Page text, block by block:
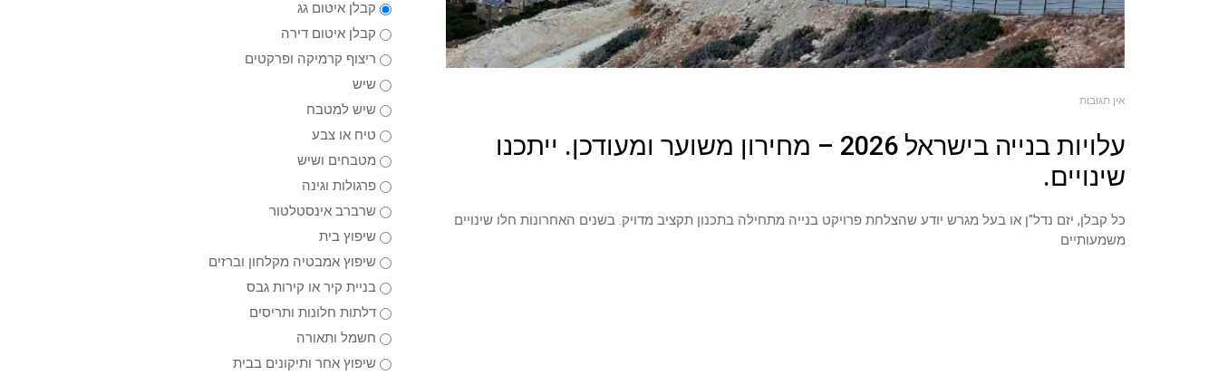
אין תגובות
עלויות בנייה בישראל 2026 – מחירון משוער ומעודכן. ייתכנו
שינויים.
כל קבלן, יזם נדל"ן או בעל מגרש יודע שהצלחת פרויקט בנייה מתחילה בתכנון תקציב מדויק. בשנים האחרונות חלו שינויים
משמעותיים
קבלן איטום גג
קבלן איטום דירה
ריצוף קרמיקה ופרקטים
שיש
שיש למטבח
טיח או צבע
מטבחים ושיש
פרגולות וגינה
שרברב אינסטלטור
שיפוץ בית
שיפוץ אמבטיה מקלחון וברזים
בניית קיר או קירות גבס
דלתות חלונות ותריסים
חשמל ותאורה
שיפוץ אחר ותיקונים בבית